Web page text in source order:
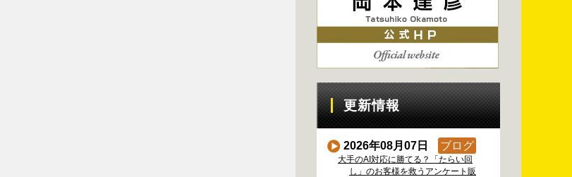
更新情報
2026年08月07日 ブログ
大手のAI対応に勝てる？「たらい回
し」のお客様を救うアンケート販